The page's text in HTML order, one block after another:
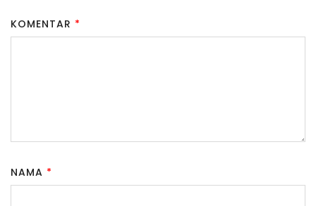
KOMENTAR *
NAMA *